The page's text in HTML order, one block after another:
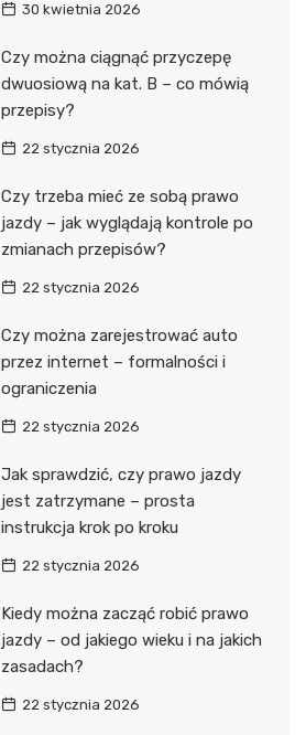
30 kwietnia 2026
Czy można ciągnąć przyczepę
dwuosiową na kat. B – co mówią
przepisy?
22 stycznia 2026
Czy trzeba mieć ze sobą prawo
jazdy – jak wyglądają kontrole po
zmianach przepisów?
22 stycznia 2026
Czy można zarejestrować auto
przez internet – formalności i
ograniczenia
22 stycznia 2026
Jak sprawdzić, czy prawo jazdy
jest zatrzymane – prosta
instrukcja krok po kroku
22 stycznia 2026
Kiedy można zacząć robić prawo
jazdy – od jakiego wieku i na jakich
zasadach?
22 stycznia 2026